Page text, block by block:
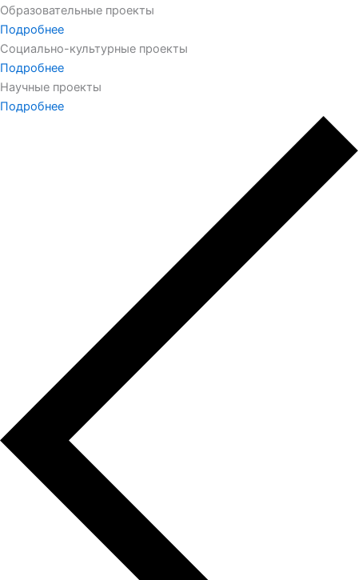
Образовательные проекты
Подробнее
Социально-культурные проекты
Подробнее
Научные проекты
Подробнее